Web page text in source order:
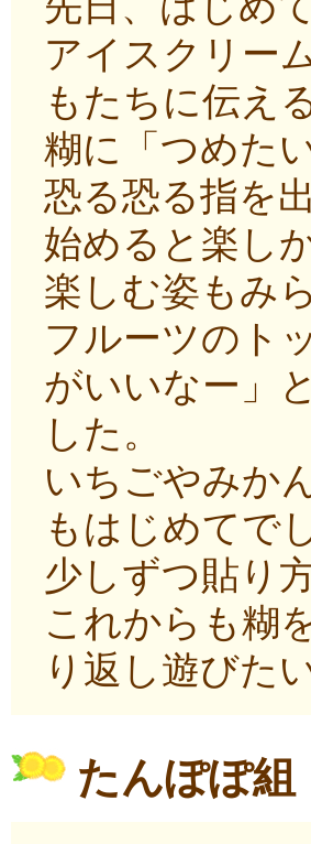
アイスクリー
もたちに伝え
糊に「つめた
恐る恐る指を
始めると楽し
楽しむ姿もみ
フルーツのト
がいいなー」
した。
いちごやみか
もはじめてで
少しずつ貼り
これからも糊
り返し遊びた
たんぽぽ組